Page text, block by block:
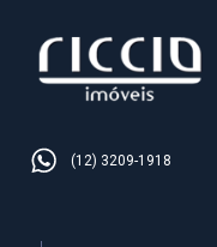
(12) 3209-1918